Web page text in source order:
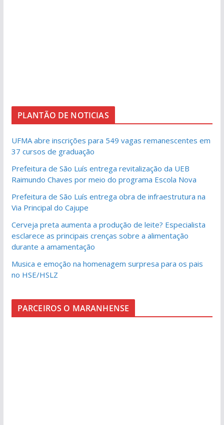
PLANTÃO DE NOTICIAS
UFMA abre inscrições para 549 vagas remanescentes em
37 cursos de graduação
Prefeitura de São Luís entrega revitalização da UEB
Raimundo Chaves por meio do programa Escola Nova
Prefeitura de São Luís entrega obra de infraestrutura na
Via Principal do Cajupe
Cerveja preta aumenta a produção de leite? Especialista
esclarece as principais crenças sobre a alimentação
durante a amamentação
Musica e emoção na homenagem surpresa para os pais
no HSE/HSLZ
PARCEIROS O MARANHENSE